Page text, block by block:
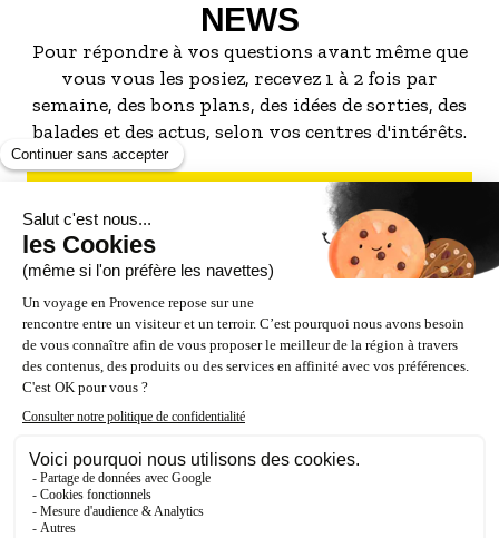
nique, de panneaux d’interprétation.
Au-delà de ce secteur, la véloroute suit la
Durance jusqu’à une friche industrielle, avant de
rejoindre le pont de Pertuis qui permet de
traverser la Durance pour aller découvrir la
Durance à vélo, en rive droite.
NEWS
Pour répondre à vos questions avant même que
vous vous les posiez, recevez 1 à 2 fois par
semaine, des bons plans, des idées de sorties, des
balades et des actus, selon vos centres d'intérêts.
S'INSCRIRE À LA NEWSLETTER
NOS PARTENAIRES
ESPACE PRO / PRESSE